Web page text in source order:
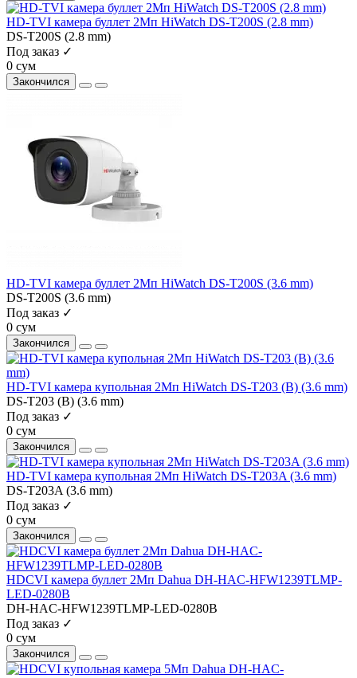
HD-TVI камера буллет 2Мп HiWatch DS-T200S (2.8 mm)
DS-T200S (2.8 mm)
Под заказ ✓
0 сум
Закончился
HD-TVI камера буллет 2Мп HiWatch DS-T200S (3.6 mm)
DS-T200S (3.6 mm)
Под заказ ✓
0 сум
Закончился
HD-TVI камера купольная 2Мп HiWatch DS-T203 (B) (3.6 mm)
DS-T203 (B) (3.6 mm)
Под заказ ✓
0 сум
Закончился
HD-TVI камера купольная 2Мп HiWatch DS-T203A (3.6 mm)
DS-T203A (3.6 mm)
Под заказ ✓
0 сум
Закончился
HDCVI камера буллет 2Мп Dahua DH-HAC-HFW1239TLMP-
LED-0280B
DH-HAC-HFW1239TLMP-LED-0280B
Под заказ ✓
0 сум
Закончился